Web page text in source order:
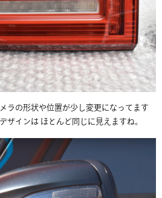
ラの形状や位置が少し変更になってます
インは ほとんど同じに見えますね。